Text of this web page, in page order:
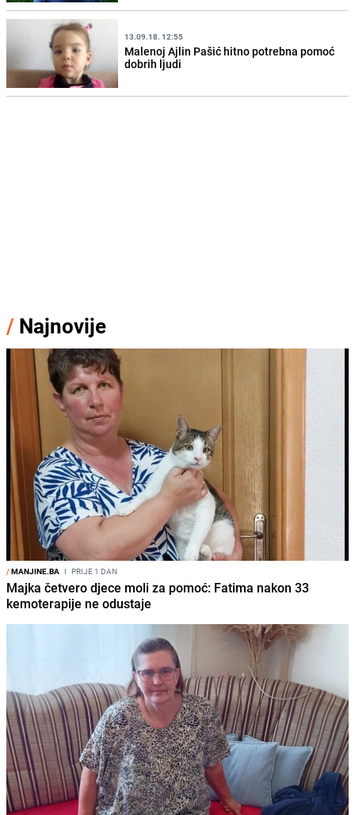
13.09.18. 12:55
Malenoj Ajlin Pašić hitno potrebna pomoć
dobrih ljudi
/ Najnovije
/MANJINE.BA I PRIJE 1 DAN
Majka četvero djece moli za pomoć: Fatima nakon 33
kemoterapije ne odustaje